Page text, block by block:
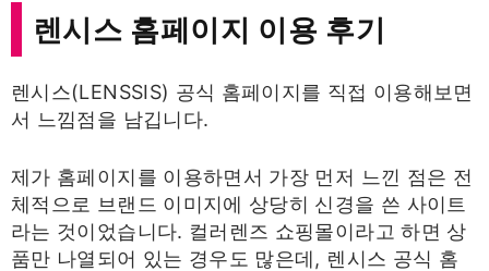
렌시스 홈페이지 이용 후기
렌시스(LENSSIS) 공식 홈페이지를 직접 이용해보면
서 느낌점을 남깁니다.
제가 홈페이지를 이용하면서 가장 먼저 느낀 점은 전
체적으로 브랜드 이미지에 상당히 신경을 쓴 사이트
라는 것이었습니다. 컬러렌즈 쇼핑몰이라고 하면 상
품만 나열되어 있는 경우도 많은데, 렌시스 공식 홈